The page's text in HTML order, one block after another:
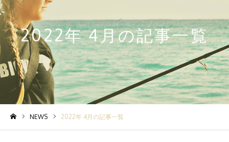
2022年 4月の記事一覧
NEWS 2022年 4月の記事一覧